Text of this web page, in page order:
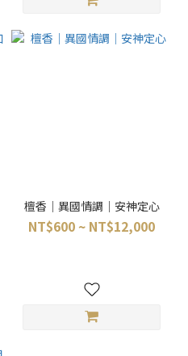
檀香｜異國情調｜安神定心
NT$600 ~ NT$12,000